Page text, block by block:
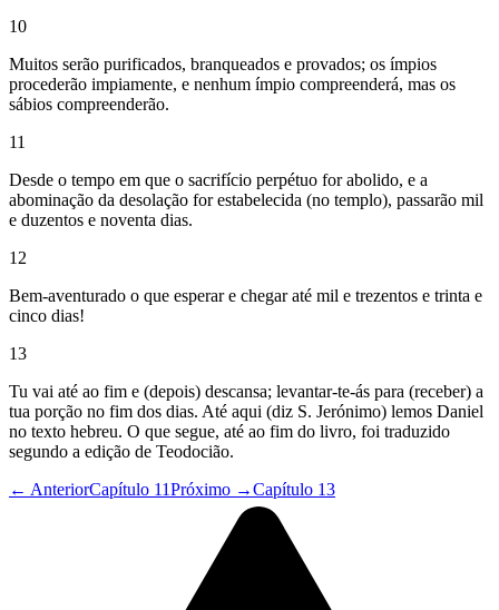
10
Muitos serão purificados, branqueados e provados; os ímpios
procederão impiamente, e nenhum ímpio compreenderá, mas os
sábios compreenderão.
11
Desde o tempo em que o sacrifício perpétuo for abolido, e a
abominação da desolação for estabelecida (no templo), passarão mil
e duzentos e noventa dias.
12
Bem-aventurado o que esperar e chegar até mil e trezentos e trinta e
cinco dias!
13
Tu vai até ao fim e (depois) descansa; levantar-te-ás para (receber) a
tua porção no fim dos dias. Até aqui (diz S. Jerónimo) lemos Daniel
no texto hebreu. O que segue, até ao fim do livro, foi traduzido
segundo a edição de Teodocião.
← AnteriorCapítulo 11Próximo →Capítulo 13